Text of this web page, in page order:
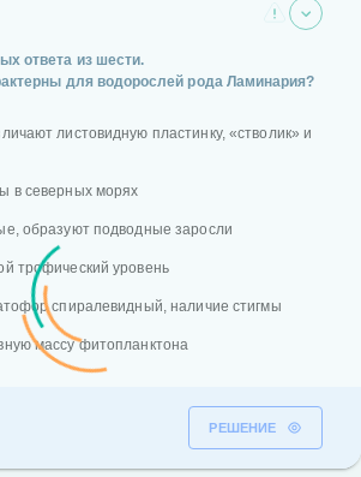
ответа из шести.
для водорослей рода Ламинария?
листовидную пластинку, «стволик» и
в северных морях
образуют подводные заросли
трофический уровень
спиралевидный, наличие стигмы
массу фитопланктона
РЕШЕНИЕ